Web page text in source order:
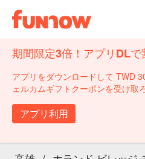
期間限定3倍！アプリDLで
アプリをダウンロードして TWD
ェルカムギフトクーポンを受け取
アプリ利用